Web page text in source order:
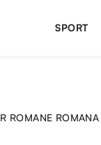
SPORT
ROMANE ROMANA